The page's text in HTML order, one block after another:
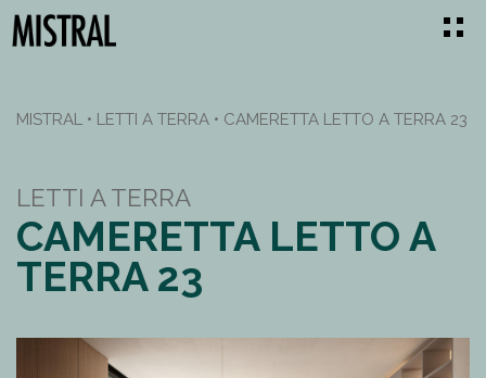
MISTRAL • LETTI A TERRA • CAMERETTA LETTO A TERRA 23
LETTI A TERRA
CAMERETTA LETTO A
TERRA 23